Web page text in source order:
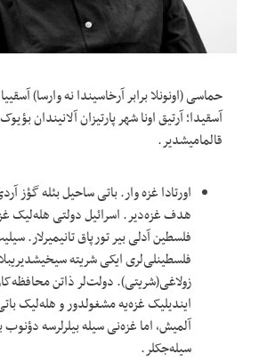
حماسی (اونونلا برابر آرخاسیندا نه وارسا)
آسقیدا؛ آرتیق اونا شهر پارتیزان آلانیندان
قالمامیشدیر.
اورتادا غزه وار. باتی ساحیل بئله گؤز
هدف غزه‌دیر. اسرائیل دولتی هله‌لیک
فلسطین آدلی بیر تورپاق تانیمیرلار.
فلسطینلی‌لری ایکی شریته
زولاغی(شریتی). دولت‌لر ذاتن محافظه‌کار
ایندیلیک غزه‌یه مشغولدور و هله‌لیک
آلمیش، اما غزه‌نی سیله ‌بیلرلرسه
سیله‌جکلر.